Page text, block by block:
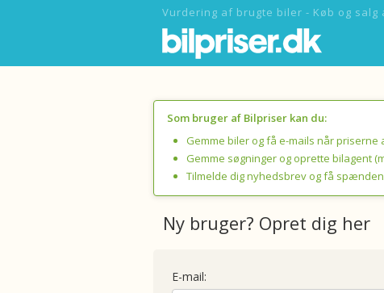
Vurdering af brugte biler - Køb og salg
Som bruger af Bilpriser kan du:
Gemme biler og få e-mails når
Gemme søgninger og oprette bilagent
Tilmelde dig nyhedsbrev og få
Ny bruger? Opret dig her
E-mail: